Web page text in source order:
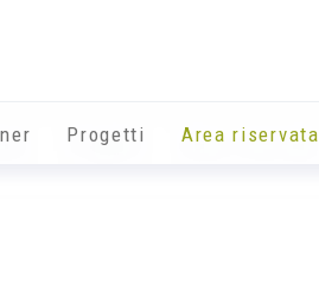
Progetti Area riservata